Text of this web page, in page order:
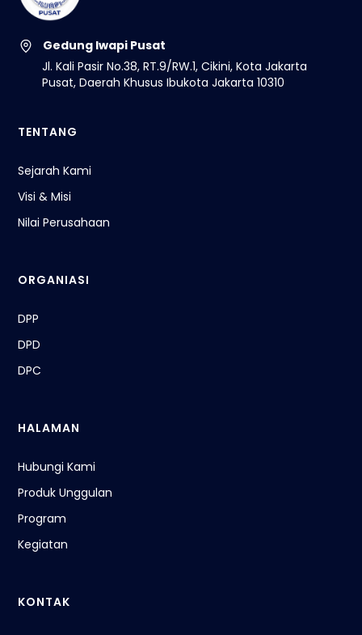
Gedung Iwapi Pusat
Jl. Kali Pasir No.38, RT.9/RW.1, Cikini, Kota Jakarta
Pusat, Daerah Khusus Ibukota Jakarta 10310
TENTANG
Sejarah Kami
Visi & Misi
Nilai Perusahaan
ORGANIASI
DPP
DPD
DPC
HALAMAN
Hubungi Kami
Produk Unggulan
Program
Kegiatan
KONTAK